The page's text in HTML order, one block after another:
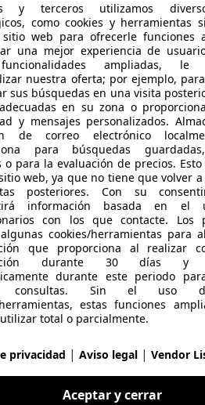
(CN)
€ 9.000
11/2014
Aut. 110kW
€ 17.890
y terceros utilizamos
como cookies y herramientas
sitio web para ofrecerle funciones
una mejor experiencia de
ampliadas, le
nuestra oferta; por ejemplo,
sus búsquedas en una visita
en su zona o
y mensajes personalizados.
de correo electrónico
para búsquedas
o para la evaluación de precios.
web, ya que no tiene que volver
posteriores. Con su
información basada en
con los que contacte. Los
cookies/herramientas para
que proporciona al realizar
durante 30 días y
durante este periodo
consultas. Sin el uso
estas funciones
total o parcialmente.
privacidad | Aviso legal | Vendor
Aceptar y cerrar